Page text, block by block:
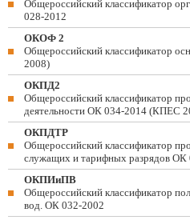
Общероссийский классификатор
028-2012
ОКОФ 2
Общероссийский классификатор
2008)
ОКПД2
Общероссийский классификатор
деятельности ОК 034-2014 (КПЕС
ОКПДТР
Общероссийский классификатор
служащих и тарифных разрядов ОК
ОКПИиПВ
Общероссийский классификатор
вод. ОК 032-2002